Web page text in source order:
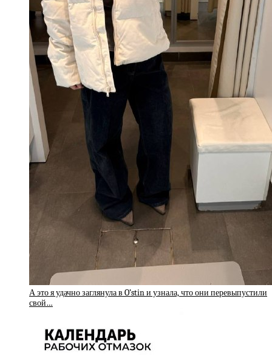
А это я удачно заглянула в O’stin и узнала, что они перевыпустили
свой…